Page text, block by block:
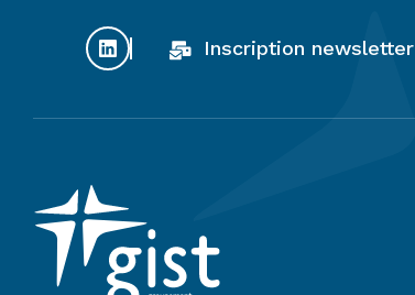
Inscription newsletter